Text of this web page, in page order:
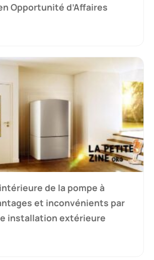
Opportunité d’Affaires
de la pompe à
et inconvénients par
installation extérieure